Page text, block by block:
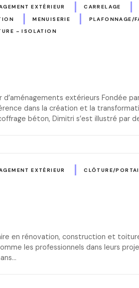
EXTÉRIEUR CARRELAGE
MENUISERIE PLAFONNAGE/
– ISOLATION
extérieurs Fondée
dans la création et la
béton, Dimitri s’est illustré par
EXTÉRIEUR CLÔTURE/
en rénovation, construction et
les professionnels dans leurs